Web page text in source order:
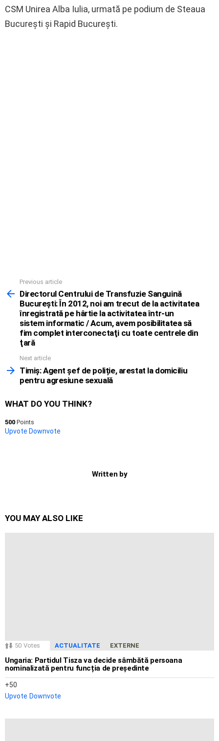
CSM Unirea Alba Iulia, urmată pe podium de Steaua
Bucureşti şi Rapid Bucureşti.
more
Previous article
Directorul Centrului de Transfuzie Sanguină
Bucureşti: În 2012, noi am trecut de la activitatea
înregistrată pe hârtie la activitatea într-un
sistem informatic / Acum, avem posibilitatea să
fim complet interconectaţi cu toate centrele din
ţară
Next article
Timiș: Agent șef de poliție, arestat la domiciliu
pentru agresiune sexuală
WHAT DO YOU THINK?
500 Points
Upvote Downvote
Written by
YOU MAY ALSO LIKE
50 Votes ACTUALITATE EXTERNE
Ungaria: Partidul Tisza va decide sâmbătă persoana
nominalizată pentru funcția de președinte
50
Upvote Downvote